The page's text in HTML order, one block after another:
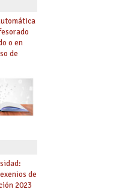
o en
de
de
2023